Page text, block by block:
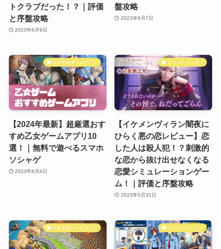
トクラブだった！？｜評価
と序盤攻略
2023年6月9日
盤攻略
2023年6月7日
おすすめゲームアプリ
【2024年最新】超厳選おす
すめ乙女ゲームアプリ10
選！｜無料で遊べるスマホ
ソシャゲ
2023年6月4日
シミュレーション
【イケメンヴィラン闇夜に
ひらく悪の恋レビュー】恋
した人は殺人犯！？刺激的
な恋から抜け出せなくなる
恋愛シミュレーションゲー
ム！｜評価と序盤攻略
2023年5月31日
おすすめゲームアプリ シミュレーション